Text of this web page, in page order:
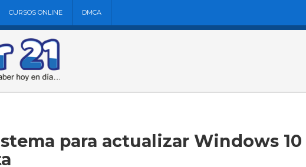
CURSOS ONLINE DMCA
para actualizar Windows 10